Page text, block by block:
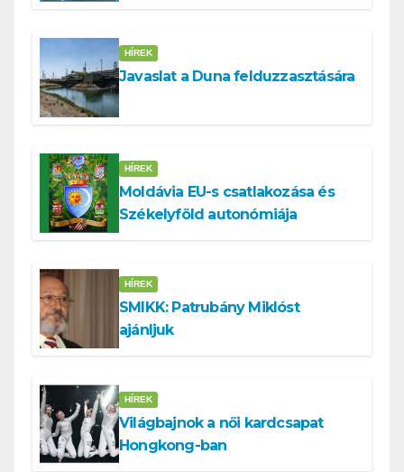
HÍREK
Javaslat a Duna felduzzasztására
HÍREK
Moldávia EU-s csatlakozása és
Székelyföld autonómiája
HÍREK
SMIKK: Patrubány Miklóst
ajánljuk
HÍREK
Világbajnok a női kardcsapat
Hongkong-ban